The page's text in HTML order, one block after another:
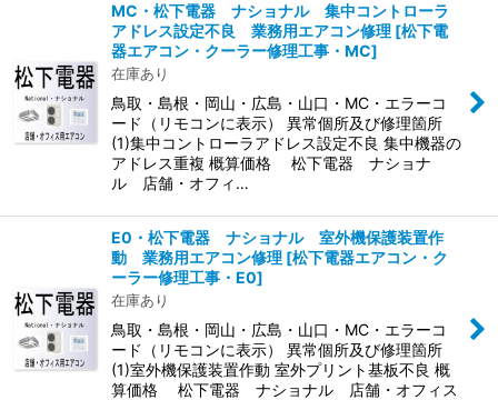
MC・松下電器 ナショナル 集中コントローラ
アドレス設定不良 業務用エアコン修理 [松下電
器エアコン・クーラー修理工事・MC]
在庫あり
鳥取・島根・岡山・広島・山口・MC・エラーコ
ード（リモコンに表示） 異常個所及び修理箇所
(1)集中コントローラアドレス設定不良 集中機器の
アドレス重複 概算価格 松下電器 ナショナ
ル 店舗・オフィ…
E0・松下電器 ナショナル 室外機保護装置作
動 業務用エアコン修理 [松下電器エアコン・ク
ーラー修理工事・E0]
在庫あり
鳥取・島根・岡山・広島・山口・MC・エラーコ
ード（リモコンに表示） 異常個所及び修理箇所
(1)室外機保護装置作動 室外プリント基板不良 概
算価格 松下電器 ナショナル 店舗・オフィス